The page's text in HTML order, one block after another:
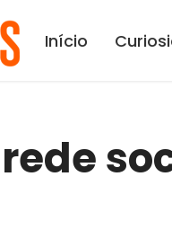
Início